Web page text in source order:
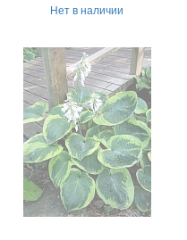
Нет в наличии